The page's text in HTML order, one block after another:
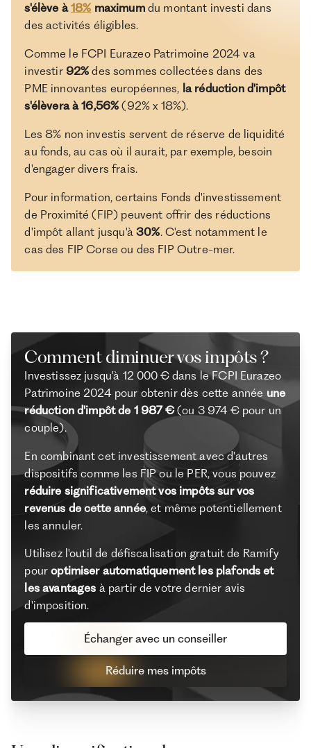
s'élève à18% maximumdu montant investi dans
des activités éligibles.
Comme le FCPI Eurazeo Patrimoine 2024 va
investir 92% des sommes collectées dans des
PME innovantes européennes, la réduction d'impôt
s'élèvera à 16,56% (92% x 18%).
Les 8% non investis servent de réserve de liquidité
au fonds, au cas où il aurait, par exemple, besoin
d'engager divers frais.
Pour information, certains Fonds d'investissement
de Proximité (FIP) peuvent offrir des réductions
d'impôt allant jusqu'à30%. C'est notamment le
cas des FIP Corse ou des FIP Outre-mer.
Comment diminuer vos impôts ?
Investissez jusqu'à 12 000 € dans le FCPI Eurazeo
Patrimoine 2024 pour obtenir dès cette année une
réduction d'impôt de 1 987 €(ou 3 974 € pour un
couple).
En combinant cet investissement avec d'autres
dispositifs comme les FIP ou le PER, vous pouvez
réduire significativement vos impôts sur vos
revenus de cette année, et même potentiellement
les annuler.
Utilisez l'outil de défiscalisation gratuit de Ramify
pouroptimiser automatiquement les plafonds et
les avantages à partir de votre dernier avis
d'imposition.
Réduire mes impôts
Échanger avec un conseiller